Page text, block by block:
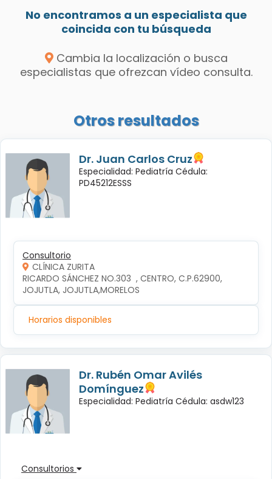
No encontramos a un especialista que
coincida con tu búsqueda
Cambia la localización o busca
especialistas que ofrezcan vídeo consulta.
Otros resultados
Dr. Juan Carlos Cruz
Especialidad: Pediatría Cédula:
PD45212ESSS
Consultorio
CLÍNICA ZURITA
RICARDO SÁNCHEZ NO.303  , CENTRO, C.P.62900,
JOJUTLA, JOJUTLA,MORELOS
Horarios disponibles
Dr. Rubén Omar Avilés
Domínguez
Especialidad: Pediatría Cédula: asdw123
Consultorios